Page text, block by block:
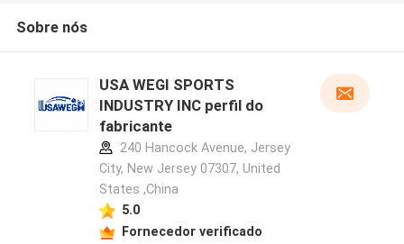
Sobre nós
USA WEGI SPORTS
INDUSTRY INC perfil do
fabricante
240 Hancock Avenue, Jersey
City, New Jersey 07307, United
States ,China
5.0
Fornecedor verificado